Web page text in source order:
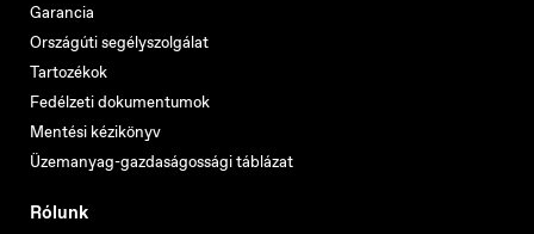
Garancia
Országúti segélyszolgálat
Tartozékok
Fedélzeti dokumentumok
Mentési kézikönyv
Üzemanyag-gazdaságossági táblázat
Rólunk